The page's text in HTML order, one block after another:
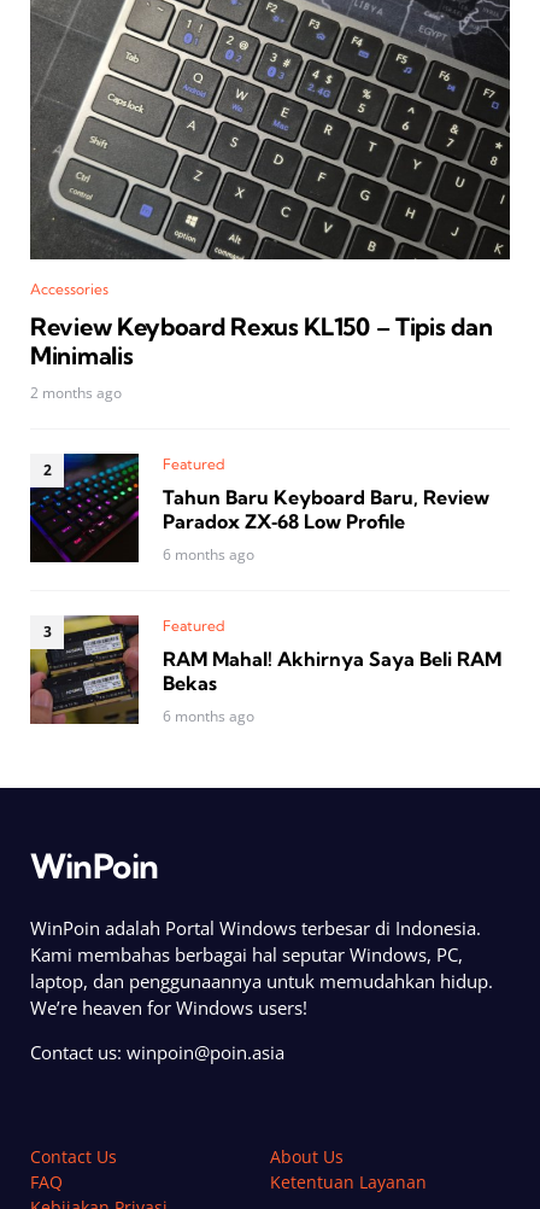
Accessories
Review Keyboard Rexus KL150 – Tipis dan
Minimalis
2 months ago
Featured
Tahun Baru Keyboard Baru, Review
Paradox ZX‑68 Low Profile
6 months ago
Featured
RAM Mahal! Akhirnya Saya Beli RAM
Bekas
6 months ago
WinPoin
WinPoin adalah Portal Windows terbesar di Indonesia.
Kami membahas berbagai hal seputar Windows, PC,
laptop, dan penggunaannya untuk memudahkan hidup.
We’re heaven for Windows users!
Contact us: winpoin@poin.asia
Contact Us
About Us
FAQ
Ketentuan Layanan